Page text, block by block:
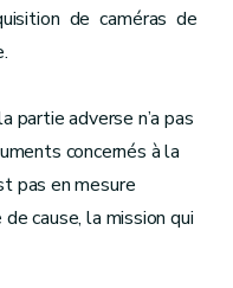
de caméras de
partie adverse n’a pas
concernés à la
pas en mesure
de cause, la mission qui